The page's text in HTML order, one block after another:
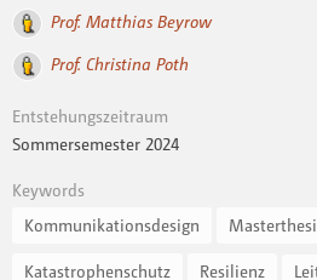
Prof. Matthias Beyrow
Prof. Christina Poth
Entstehungszeitraum
Sommersemester 2024
Keywords
Kommunikationsdesign
Katastrophenschutz Resilienz